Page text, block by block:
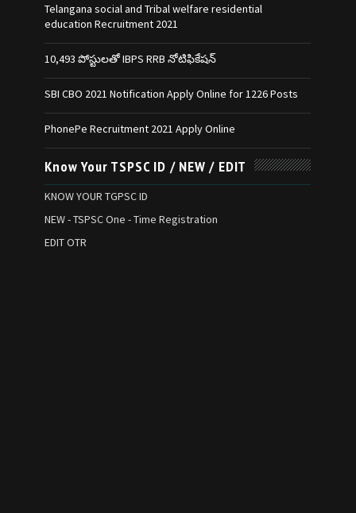
Telangana social and Tribal welfare residential
education Recruitment 2021
10,493 పోస్టులతో IBPS RRB నోటిఫికేషన్‌
SBI CBO 2021 Notification Apply Online for 1226 Posts
PhonePe Recruitment 2021 Apply Online
Know Your TSPSC ID / NEW / EDIT
KNOW YOUR TGPSC ID
NEW - TSPSC One - Time Registration
EDIT OTR